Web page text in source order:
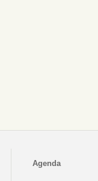
Agenda